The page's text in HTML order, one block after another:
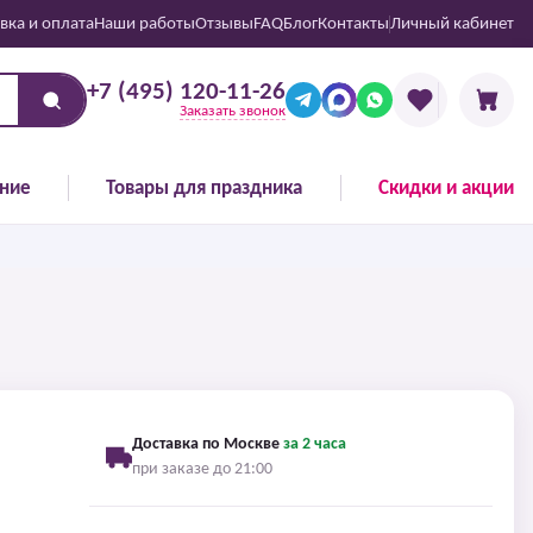
и оплатаНаши работыОтзывыFAQБлогКонтактыЛичный кабинет
+7 (495) 120-11-26
Заказать звонок
Товары для праздника Скидки и акции
Доставка по Москве за 2 часа
при заказе до 21:00